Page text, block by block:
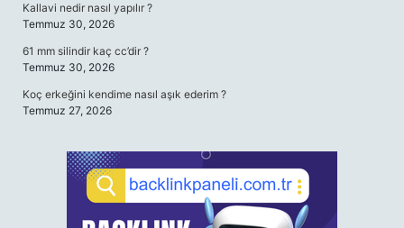
Kallavi nedir nasıl yapılır ?
Temmuz 30, 2026
61 mm silindir kaç cc’dir ?
Temmuz 30, 2026
Koç erkeğini kendime nasıl aşık ederim ?
Temmuz 27, 2026